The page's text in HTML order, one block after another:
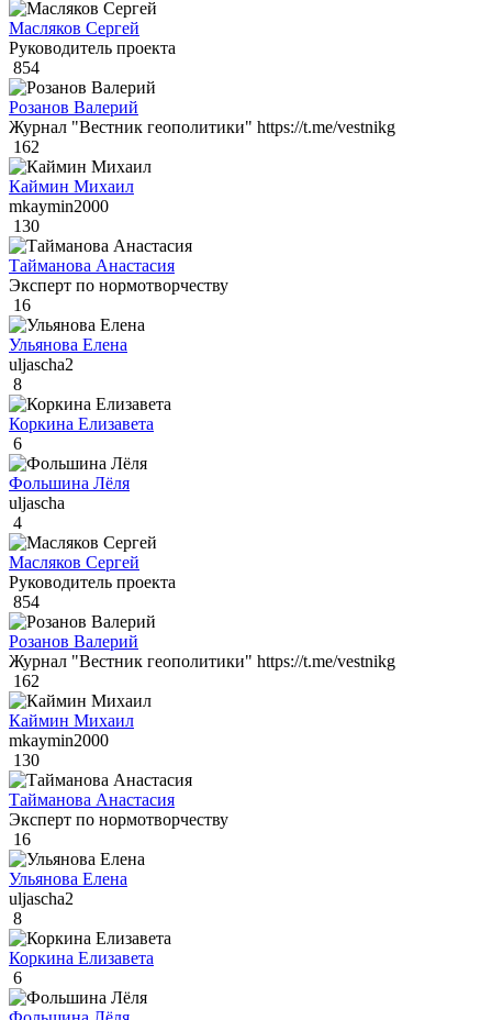
Масляков Сергей
Руководитель проекта
854
Розанов Валерий
Журнал "Вестник геополитики" https://t.me/vestnikg
162
Каймин Михаил
mkaymin2000
130
Тайманова Анастасия
Эксперт по нормотворчеству
16
Ульянова Елена
uljascha2
8
Коркина Елизавета
6
Фольшина Лёля
uljascha
4
Масляков Сергей
Руководитель проекта
854
Розанов Валерий
Журнал "Вестник геополитики" https://t.me/vestnikg
162
Каймин Михаил
mkaymin2000
130
Тайманова Анастасия
Эксперт по нормотворчеству
16
Ульянова Елена
uljascha2
8
Коркина Елизавета
6